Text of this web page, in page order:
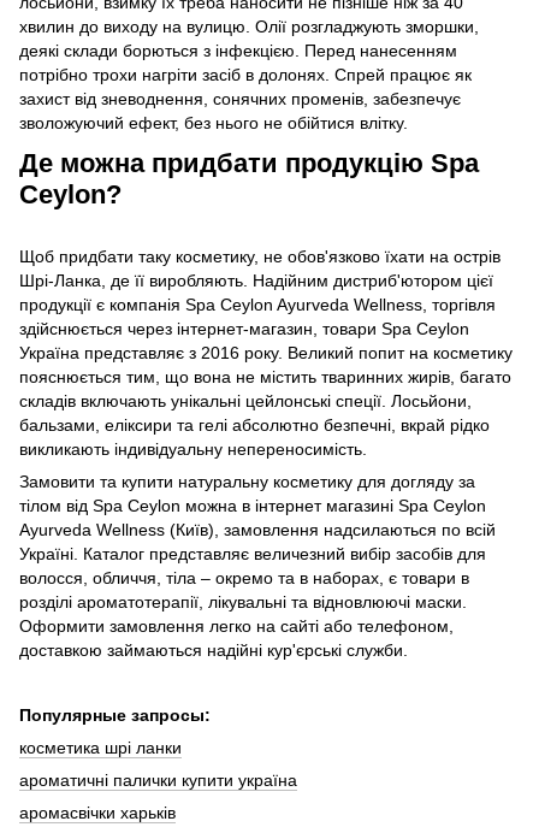
хвилин до виходу на вулицю. Олії розгладжують зморшки,
деякі склади борються з інфекцією. Перед нанесенням
потрібно трохи нагріти засіб в долонях. Спрей працює як
захист від зневоднення, сонячних променів, забезпечує
зволожуючий ефект, без нього не обійтися влітку.
Де можна придбати продукцію Spa
Ceylon?
Щоб придбати таку косметику, не обов'язково їхати на острів
Шрі-Ланка, де її виробляють. Надійним дистриб'ютором цієї
продукції є компанія Spa Ceylon Ayurveda Wellness, торгівля
здійснюється через інтернет-магазин, товари Spa Ceylon
Україна представляє з 2016 року. Великий попит на косметику
пояснюється тим, що вона не містить тваринних жирів, багато
складів включають унікальні цейлонські спеції. Лосьйони,
бальзами, еліксири та гелі абсолютно безпечні, вкрай рідко
викликають індивідуальну непереносимість.
Замовити та купити натуральну косметику для догляду за
тілом від Spa Ceylon можна в інтернет магазині Spa Ceylon
Ayurveda Wellness (Київ), замовлення надсилаються по всій
Україні. Каталог представляє величезний вибір засобів для
волосся, обличчя, тіла – окремо та в наборах, є товари в
розділі ароматотерапії, лікувальні та відновлюючі маски.
Оформити замовлення легко на сайті або телефоном,
доставкою займаються надійні кур'єрські служби.
Популярные запросы:
косметика шрі ланки
ароматичні палички купити україна
аромасвічки харьків